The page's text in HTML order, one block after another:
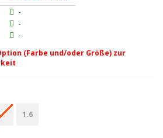
-
-
-
(Farbe und/oder Größe) zur
6 1.6